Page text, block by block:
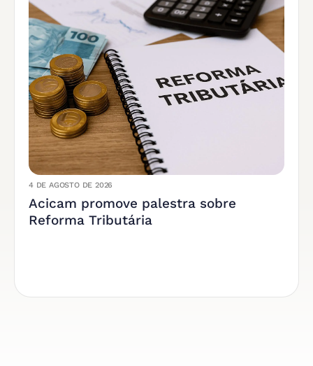
4 DE AGOSTO DE 2026
Acicam promove palestra sobre
Reforma Tributária